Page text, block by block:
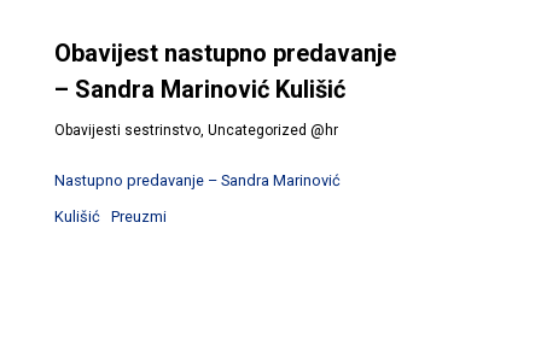
Obavijest nastupno predavanje
– Sandra Marinović Kulišić
Obavijesti sestrinstvo, Uncategorized @hr
Nastupno predavanje – Sandra Marinović
Kulišić
Preuzmi